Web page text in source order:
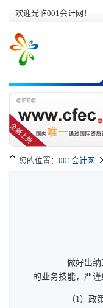
欢迎光临001会计网！
您的位置： 001会计网
做好出纳工
的业务技能，严谨
（1）政策